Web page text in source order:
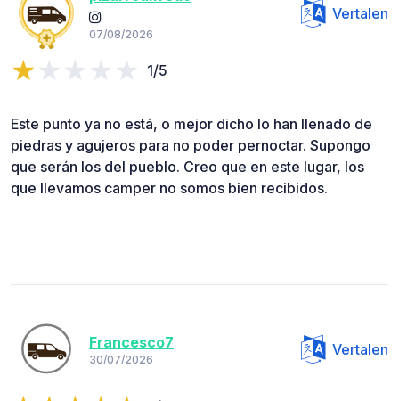
07/08/2026
Vertalen
1/5
Este punto ya no está, o mejor dicho lo han llenado de
piedras y agujeros para no poder pernoctar. Supongo
que serán los del pueblo. Creo que en este lugar, los
que llevamos camper no somos bien recibidos.
Francesco7
30/07/2026
Vertalen